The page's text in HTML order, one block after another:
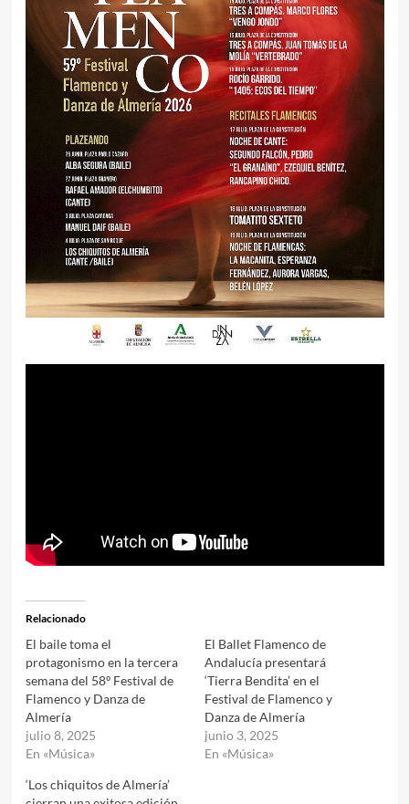
Relacionado
El baile toma el
protagonismo en la tercera
semana del 58º Festival de
Flamenco y Danza de
Almería
julio 8, 2025
En «Música»
El Ballet Flamenco de
Andalucía presentará
‘Tierra Bendita’ en el
Festival de Flamenco y
Danza de Almería
junio 3, 2025
En «Música»
‘Los chiquitos de Almería’